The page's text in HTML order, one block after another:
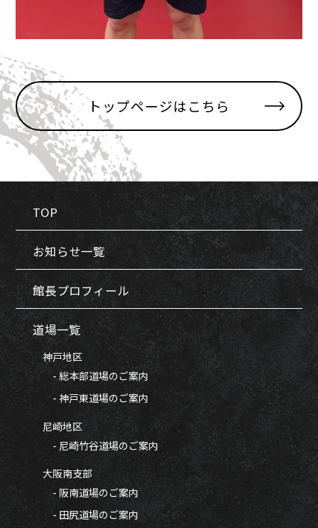
トップページはこちら
TOP
お知らせ一覧
館長プロフィール
道場一覧
神戸地区
- 総本部道場のご案内
- 神戸東道場のご案内
尼崎地区
- 尼崎竹谷道場のご案内
大阪南支部
- 阪南道場のご案内
- 田尻道場のご案内